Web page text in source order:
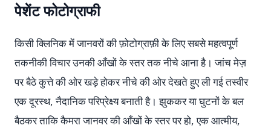
पेशेंट फोटोग्राफी
किसी क्लिनिक में जानवरों की फ़ोटोग्राफ़ी के लिए सबसे महत्वपूर्ण
तकनीकी विचार उनकी आँखों के स्तर तक नीचे आना है। जांच मेज़
पर बैठे कुत्ते की ओर खड़े होकर नीचे की ओर देखते हुए ली गई तस्वीर
एक दूरस्थ, नैदानिक परिप्रेक्ष्य बनाती है। झुककर या घुटनों के बल
बैठकर ताकि कैमरा जानवर की आँखों के स्तर पर हो, एक आत्मीय,